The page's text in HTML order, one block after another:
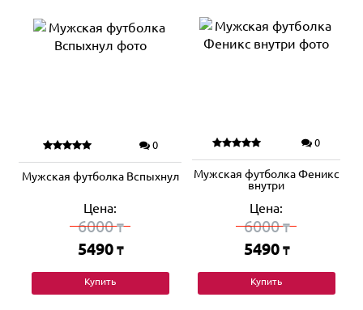
0
Мужская футболка Вспыхнул
Цена:
6000₸
5490 ₸
Купить
0
Мужская футболка Феникс
внутри
Цена:
6000₸
5490 ₸
Купить